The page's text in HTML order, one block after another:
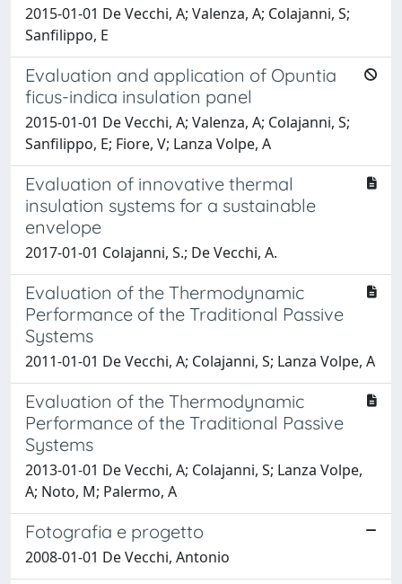
2015-01-01 De Vecchi, A; Valenza, A; Colajanni, S;
Sanfilippo, E
Evaluation and application of Opuntia
ficus-indica insulation panel
2015-01-01 De Vecchi, A; Valenza, A; Colajanni, S;
Sanfilippo, E; Fiore, V; Lanza Volpe, A
Evaluation of innovative thermal
insulation systems for a sustainable
envelope
2017-01-01 Colajanni, S.; De Vecchi, A.
Evaluation of the Thermodynamic
Performance of the Traditional Passive
Systems
2011-01-01 De Vecchi, A; Colajanni, S; Lanza Volpe, A
Evaluation of the Thermodynamic
Performance of the Traditional Passive
Systems
2013-01-01 De Vecchi, A; Colajanni, S; Lanza Volpe,
A; Noto, M; Palermo, A
Fotografia e progetto
2008-01-01 De Vecchi, Antonio